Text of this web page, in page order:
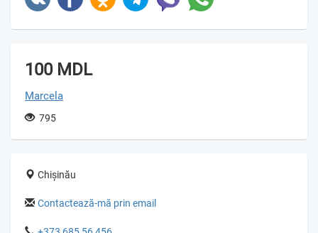
100 MDL
Marcela
795
Chișinău
Contactează-mă prin email